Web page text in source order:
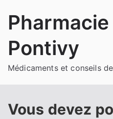
Pontivy
Médicaments et conseils
Vous devez